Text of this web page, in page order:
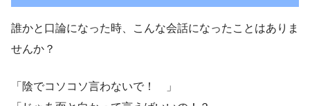
誰かと口論になった時、こんな会話になったことはありま
せんか？
「陰でコソコソ言わないで！ 」